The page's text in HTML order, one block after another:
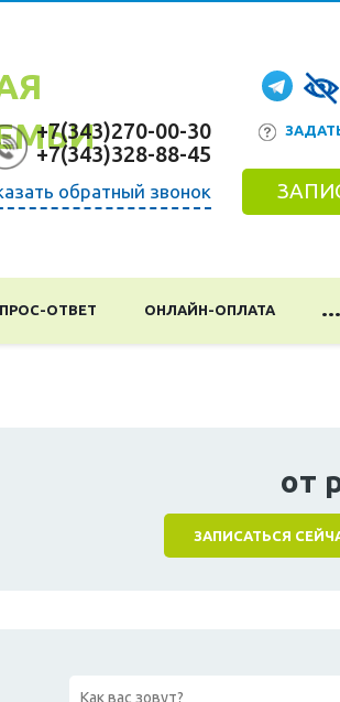
+7(343)270-00-30
+7(343)328-88-45
обратный звонок
ОТВЕТ ОНЛАЙН-ОПЛАТА ...
от
ЗАПИСАТЬСЯ